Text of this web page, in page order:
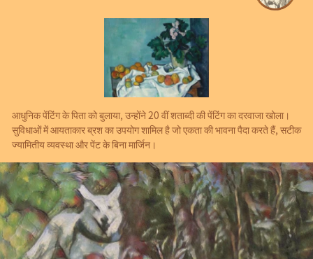
आधुनिक पेंटिंग के पिता को बुलाया, उन्होंने 20 वीं शताब्दी की पेंटिंग का दरवाजा खोला।
सुविधाओं में आयताकार ब्रश का उपयोग शामिल है जो एकता की भावना पैदा करते हैं, सटीक
ज्यामितीय व्यवस्था और पेंट के बिना मार्जिन।